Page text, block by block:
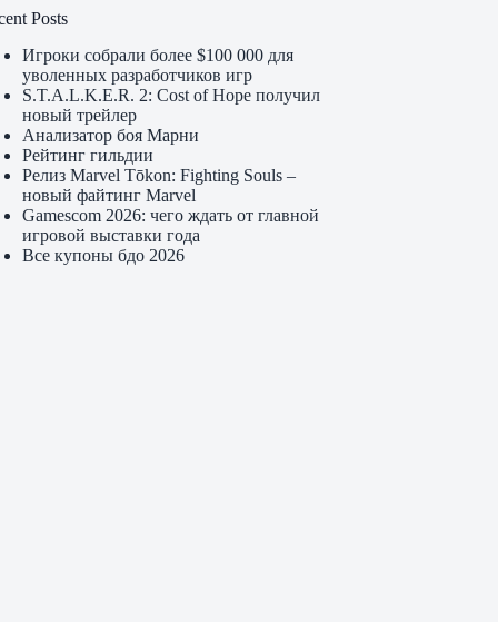
Posts
Игроки собрали более $100 000 для
уволенных разработчиков игр
S.T.A.L.K.E.R. 2: Cost of Hope получил
новый трейлер
Анализатор боя Марни
Рейтинг гильдии
Релиз Marvel Tōkon: Fighting Souls –
новый файтинг Marvel
Gamescom 2026: чего ждать от главной
игровой выставки года
Все купоны бдо 2026